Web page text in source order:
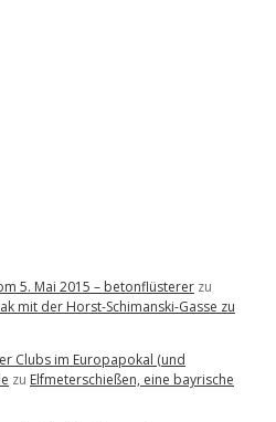
5. Mai 2015 – betonflüsterer zu
mit der Horst-Schimanski-Gasse zu
Clubs im Europapokal (und
zu Elfmeterschießen, eine bayrische